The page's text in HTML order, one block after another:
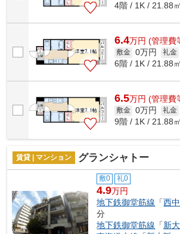
4階 / 1K / 21.88㎡
6.4万円 (管理費
敷金 0万円 礼金
6階 / 1K / 21.88㎡
6.5万円 (管理費
敷金 0万円 礼金
9階 / 1K / 21.88㎡
賃貸 | マンション グランシャトー
敷0 礼0
4.9万円
地下鉄御堂筋線 「西
分
地下鉄御堂筋線 「新